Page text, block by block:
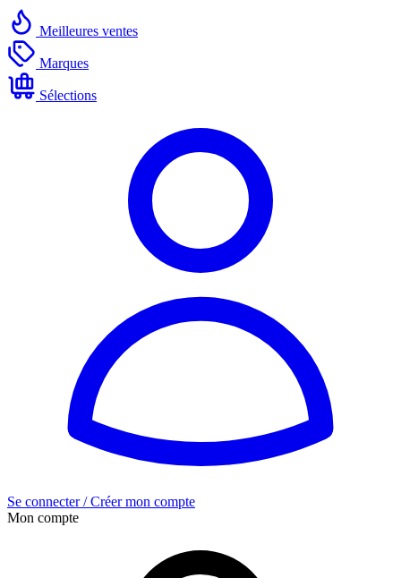
Meilleures ventes
Marques
Sélections
Se connecter / Créer mon compte
Mon compte